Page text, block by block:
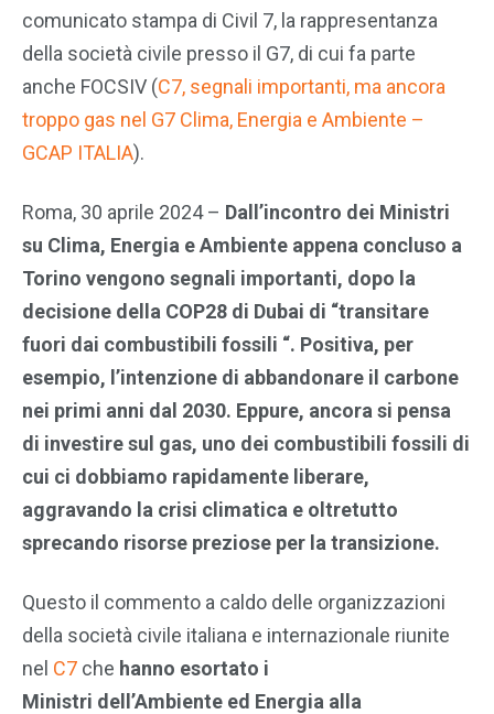
comunicato stampa di Civil 7, la rappresentanza
della società civile presso il G7, di cui fa parte
anche FOCSIV (C7, segnali importanti, ma ancora
troppo gas nel G7 Clima, Energia e Ambiente –
GCAP ITALIA).
Roma, 30 aprile 2024 – Dall’incontro dei Ministri
su Clima, Energia e Ambiente appena concluso a
Torino vengono segnali importanti, dopo la
decisione della COP28 di Dubai di “transitare
fuori dai combustibili fossili “. Positiva, per
esempio, l’intenzione di abbandonare il carbone
nei primi anni dal 2030. Eppure, ancora si pensa
di investire sul gas, uno dei combustibili fossili di
cui ci dobbiamo rapidamente liberare,
aggravando la crisi climatica e oltretutto
sprecando risorse preziose per la transizione.
Questo il commento a caldo delle organizzazioni
della società civile italiana e internazionale riunite
nel C7 che hanno esortato i
Ministri dell’Ambiente ed Energia alla